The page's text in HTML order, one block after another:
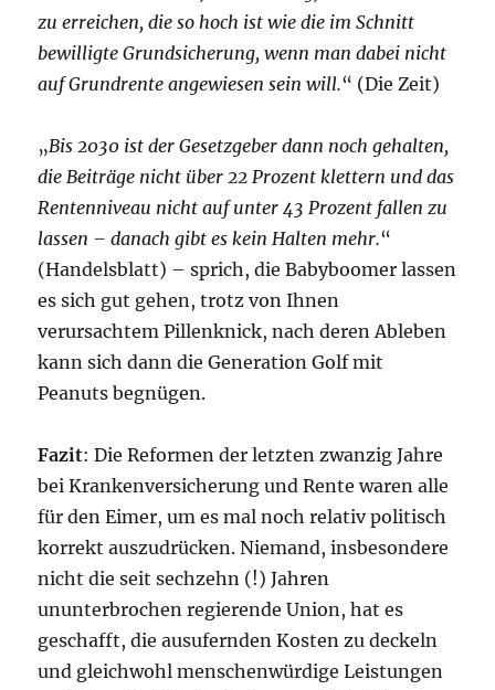
zu erreichen, die so hoch ist wie die im Schnitt
bewilligte Grundsicherung, wenn man dabei nicht
auf Grundrente angewiesen sein will.“ (Die Zeit)
„Bis 2030 ist der Gesetzgeber dann noch gehalten,
die Beiträge nicht über 22 Prozent klettern und das
Rentenniveau nicht auf unter 43 Prozent fallen zu
lassen – danach gibt es kein Halten mehr.“
(Handelsblatt) – sprich, die Babyboomer lassen
es sich gut gehen, trotz von Ihnen
verursachtem Pillenknick, nach deren Ableben
kann sich dann die Generation Golf mit
Peanuts begnügen.
Fazit: Die Reformen der letzten zwanzig Jahre
bei Krankenversicherung und Rente waren alle
für den Eimer, um es mal noch relativ politisch
korrekt auszudrücken. Niemand, insbesondere
nicht die seit sechzehn (!) Jahren
ununterbrochen regierende Union, hat es
geschafft, die ausufernden Kosten zu deckeln
und gleichwohl menschenwürdige Leistungen